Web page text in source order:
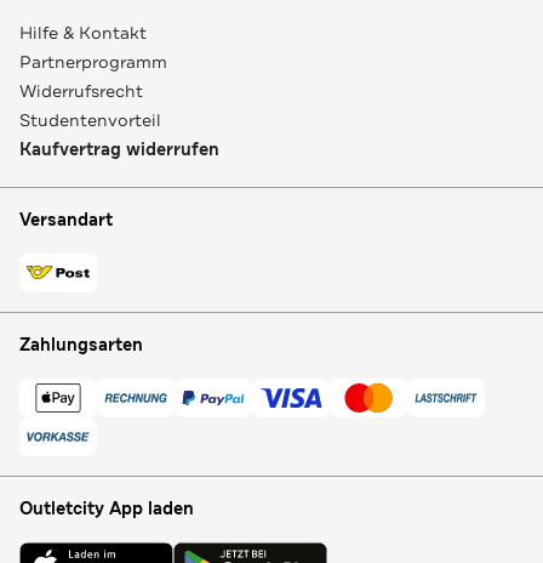
Hilfe & Kontakt
Partnerprogramm
Widerrufsrecht
Studentenvorteil
Kaufvertrag widerrufen
Versandart
Zahlungsarten
Outletcity App laden